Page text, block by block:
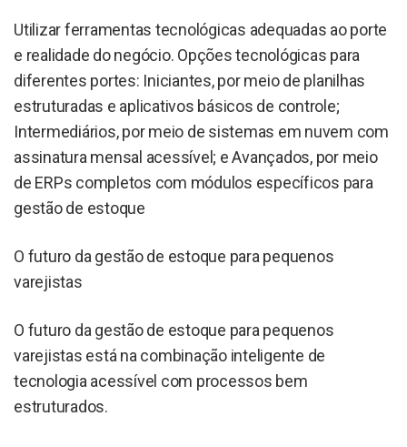
Utilizar ferramentas tecnológicas adequadas ao porte
e realidade do negócio. Opções tecnológicas para
diferentes portes: Iniciantes, por meio de planilhas
estruturadas e aplicativos básicos de controle;
Intermediários, por meio de sistemas em nuvem com
assinatura mensal acessível; e Avançados, por meio
de ERPs completos com módulos específicos para
gestão de estoque
O futuro da gestão de estoque para pequenos
varejistas
O futuro da gestão de estoque para pequenos
varejistas está na combinação inteligente de
tecnologia acessível com processos bem
estruturados.